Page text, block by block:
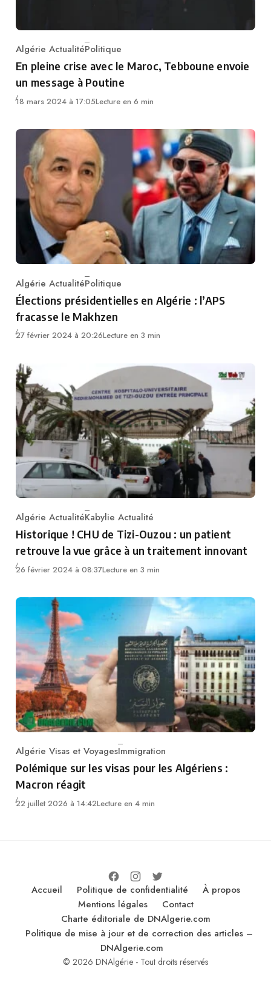
Category
Algérie ActualitéPolitique
En pleine crise avec le Maroc, Tebboune envoie
un message à Poutine
18 mars 2024 à 17:05Lecture en 6 min
Category
Algérie ActualitéPolitique
Élections présidentielles en Algérie : l’APS
fracasse le Makhzen
27 février 2024 à 20:26Lecture en 3 min
Category
Algérie ActualitéKabylie Actualité
Historique ! CHU de Tizi-Ouzou : un patient
retrouve la vue grâce à un traitement innovant
26 février 2024 à 08:37Lecture en 3 min
Category
Algérie Visas et VoyagesImmigration
Polémique sur les visas pour les Algériens :
Macron réagit
22 juillet 2026 à 14:42Lecture en 4 min
Accueil Politique de confidentialité
À propos
Mentions légales
Contact
Charte éditoriale de DNAlgerie.com
Politique de mise à jour et de correction des articles –
DNAlgerie.com
© 2026 DNAlgérie - Tout droits réservés